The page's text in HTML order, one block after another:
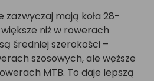
zazwyczaj mają koła 28-
niż w rowerach
średniej szerokości –
szosowych, ale węższe
MTB. To daje lepszą